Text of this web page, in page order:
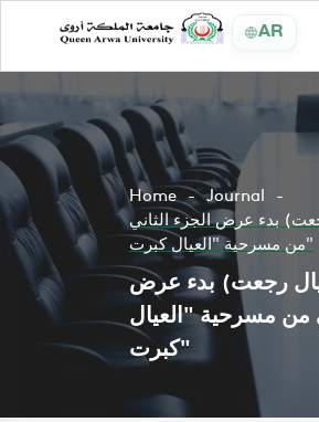
AR
Home
Journal
بدء عرض الجزء الثاني
من مسرحية "العيال كبرت"
رجعت) بدء عرض
من مسرحية "العيال
كبرت"